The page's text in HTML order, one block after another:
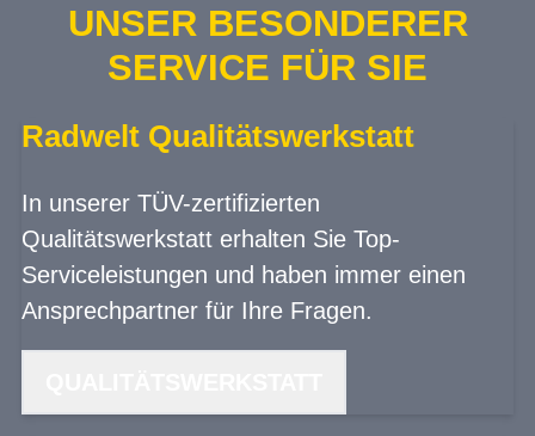
UNSER BESONDERER
SERVICE FÜR SIE
Radwelt Qualitätswerkstatt
In unserer TÜV-zertifizierten
Qualitätswerkstatt erhalten Sie Top-
Serviceleistungen und haben immer einen
Ansprechpartner für Ihre Fragen.